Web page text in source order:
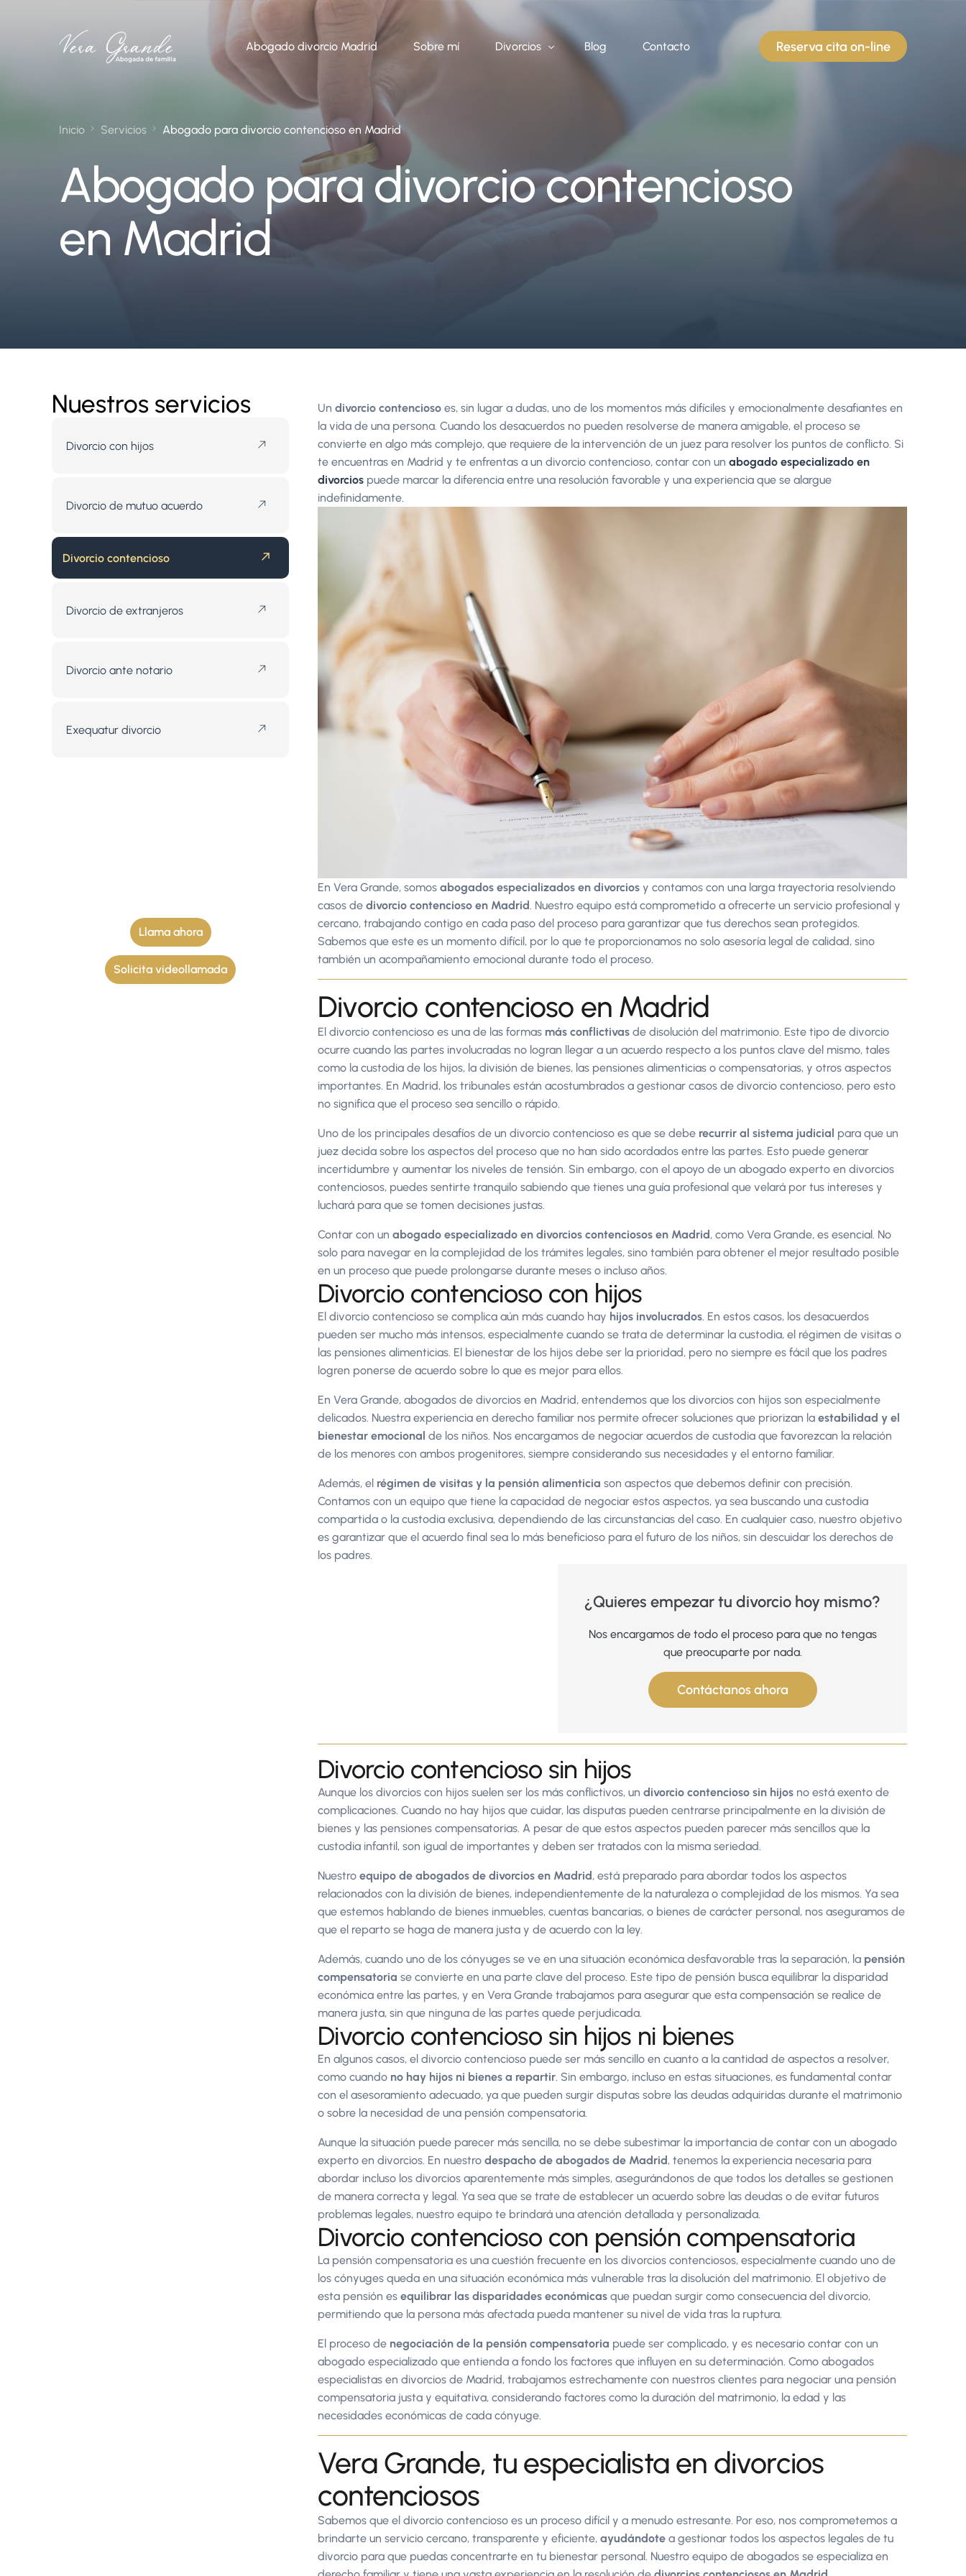
Abogado divorcio Madrid Sobre mí Divorcios
Divorcio de mutuo acuerdo
Divorcio contencioso
Divorcio de extranjeros
Blog Contacto Reserva cita on-line
Inicio Servicios Abogado para divorcio contencioso en Madrid
Abogado para divorcio contencioso
en Madrid
Nuestros servicios
Divorcio con hijos
Divorcio de mutuo acuerdo
Divorcio contencioso
Divorcio de extranjeros
Divorcio ante notario
Exequatur divorcio
Llama ahora
Solicita videollamada
Un divorcio contencioso es, sin lugar a dudas, uno de los momentos más difíciles y emocionalmente desafiantes en
la vida de una persona. Cuando los desacuerdos no pueden resolverse de manera amigable, el proceso se
convierte en algo más complejo, que requiere de la intervención de un juez para resolver los puntos de conflicto. Si
te encuentras en Madrid y te enfrentas a un divorcio contencioso, contar con un abogado especializado en
divorcios puede marcar la diferencia entre una resolución favorable y una experiencia que se alargue
indefinidamente.
En Vera Grande, somos abogados especializados en divorcios y contamos con una larga trayectoria resolviendo
casos de divorcio contencioso en Madrid . Nuestro equipo está comprometido a ofrecerte un servicio profesional y
cercano, trabajando contigo en cada paso del proceso para garantizar que tus derechos sean protegidos.
Sabemos que este es un momento difícil, por lo que te proporcionamos no solo asesoría legal de calidad, sino
también un acompañamiento emocional durante todo el proceso.
Divorcio contencioso en Madrid
El divorcio contencioso es una de las formas más conflictivas de disolución del matrimonio. Este tipo de divorcio
ocurre cuando las partes involucradas no logran llegar a un acuerdo respecto a los puntos clave del mismo, tales
como la custodia de los hijos, la división de bienes, las pensiones alimenticias o compensatorias, y otros aspectos
importantes. En Madrid, los tribunales están acostumbrados a gestionar casos de divorcio contencioso, pero esto
no significa que el proceso sea sencillo o rápido.
Uno de los principales desafíos de un divorcio contencioso es que se debe recurrir al sistema judicial para que un
juez decida sobre los aspectos del proceso que no han sido acordados entre las partes. Esto puede generar
incertidumbre y aumentar los niveles de tensión. Sin embargo, con el apoyo de un abogado experto en divorcios
contenciosos, puedes sentirte tranquilo sabiendo que tienes una guía profesional que velará por tus intereses y
luchará para que se tomen decisiones justas.
Contar con un abogado especializado en divorcios contenciosos en Madrid, como Vera Grande, es esencial. No
solo para navegar en la complejidad de los trámites legales, sino también para obtener el mejor resultado posible
en un proceso que puede prolongarse durante meses o incluso años.
Divorcio contencioso con hijos
El divorcio contencioso se complica aún más cuando hay hijos involucrados . En estos casos, los desacuerdos
pueden ser mucho más intensos, especialmente cuando se trata de determinar la custodia, el régimen de visitas o
las pensiones alimenticias. El bienestar de los hijos debe ser la prioridad, pero no siempre es fácil que los padres
logren ponerse de acuerdo sobre lo que es mejor para ellos.
En Vera Grande, abogados de divorcios en Madrid, entendemos que los divorcios con hijos son especialmente
delicados. Nuestra experiencia en derecho familiar nos permite ofrecer soluciones que priorizan la estabilidad y el
bienestar emocional de los niños. Nos encargamos de negociar acuerdos de custodia que favorezcan la relación
de los menores con ambos progenitores, siempre considerando sus necesidades y el entorno familiar.
Además, el régimen de visitas y la pensión alimenticia son aspectos que debemos definir con precisión.
Contamos con un equipo que tiene la capacidad de negociar estos aspectos, ya sea buscando una custodia
compartida o la custodia exclusiva, dependiendo de las circunstancias del caso. En cualquier caso, nuestro objetivo
es garantizar que el acuerdo final sea lo más beneficioso para el futuro de los niños, sin descuidar los derechos de
los padres.
¿Quieres empezar tu divorcio hoy mismo?
Nos encargamos de todo el proceso para que no tengas
que preocuparte por nada.
Contáctanos ahora
Divorcio contencioso sin hijos
Aunque los divorcios con hijos suelen ser los más conflictivos, un divorcio contencioso sin hijos no está exento de
complicaciones. Cuando no hay hijos que cuidar, las disputas pueden centrarse principalmente en la división de
bienes y las pensiones compensatorias. A pesar de que estos aspectos pueden parecer más sencillos que la
custodia infantil, son igual de importantes y deben ser tratados con la misma seriedad.
Nuestro equipo de abogados de divorcios en Madrid, está preparado para abordar todos los aspectos
relacionados con la división de bienes, independientemente de la naturaleza o complejidad de los mismos. Ya sea
que estemos hablando de bienes inmuebles, cuentas bancarias, o bienes de carácter personal, nos aseguramos de
que el reparto se haga de manera justa y de acuerdo con la ley.
Además, cuando uno de los cónyuges se ve en una situación económica desfavorable tras la separación, la pensión
compensatoria se convierte en una parte clave del proceso. Este tipo de pensión busca equilibrar la disparidad
económica entre las partes, y en Vera Grande trabajamos para asegurar que esta compensación se realice de
manera justa, sin que ninguna de las partes quede perjudicada.
Divorcio contencioso sin hijos ni bienes
En algunos casos, el divorcio contencioso puede ser más sencillo en cuanto a la cantidad de aspectos a resolver,
como cuando no hay hijos ni bienes a repartir . Sin embargo, incluso en estas situaciones, es fundamental contar
con el asesoramiento adecuado, ya que pueden surgir disputas sobre las deudas adquiridas durante el matrimonio
o sobre la necesidad de una pensión compensatoria.
Aunque la situación puede parecer más sencilla, no se debe subestimar la importancia de contar con un abogado
experto en divorcios. En nuestro despacho de abogados de Madrid, tenemos la experiencia necesaria para
abordar incluso los divorcios aparentemente más simples, asegurándonos de que todos los detalles se gestionen
de manera correcta y legal. Ya sea que se trate de establecer un acuerdo sobre las deudas o de evitar futuros
problemas legales, nuestro equipo te brindará una atención detallada y personalizada.
Divorcio contencioso con pensión compensatoria
La pensión compensatoria es una cuestión frecuente en los divorcios contenciosos, especialmente cuando uno de
los cónyuges queda en una situación económica más vulnerable tras la disolución del matrimonio. El objetivo de
esta pensión es equilibrar las disparidades económicas que puedan surgir como consecuencia del divorcio,
permitiendo que la persona más afectada pueda mantener su nivel de vida tras la ruptura.
El proceso de negociación de la pensión compensatoria puede ser complicado, y es necesario contar con un
abogado especializado que entienda a fondo los factores que influyen en su determinación. Como abogados
especialistas en divorcios de Madrid, trabajamos estrechamente con nuestros clientes para negociar una pensión
compensatoria justa y equitativa, considerando factores como la duración del matrimonio, la edad y las
necesidades económicas de cada cónyuge.
Vera Grande, tu especialista en divorcios
contenciosos
Sabemos que el divorcio contencioso es un proceso difícil y a menudo estresante. Por eso, nos comprometemos a
brindarte un servicio cercano, transparente y eficiente, ayudándote a gestionar todos los aspectos legales de tu
divorcio para que puedas concentrarte en tu bienestar personal. Nuestro equipo de abogados se especializa en